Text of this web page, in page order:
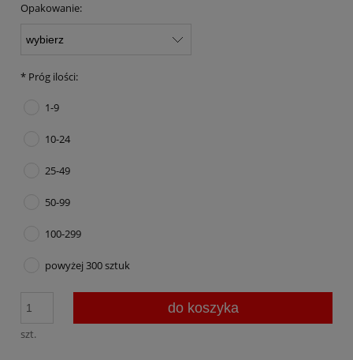
Opakowanie:
* Próg ilości:
1-9
10-24
25-49
50-99
100-299
powyżej 300 sztuk
szt.
do koszyka